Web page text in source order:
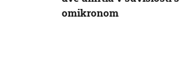
omikronom